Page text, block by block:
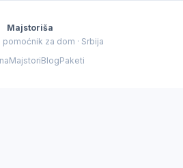
Majstoriša
pomoćnik za dom · Srbija
MajstoriBlogPaketi